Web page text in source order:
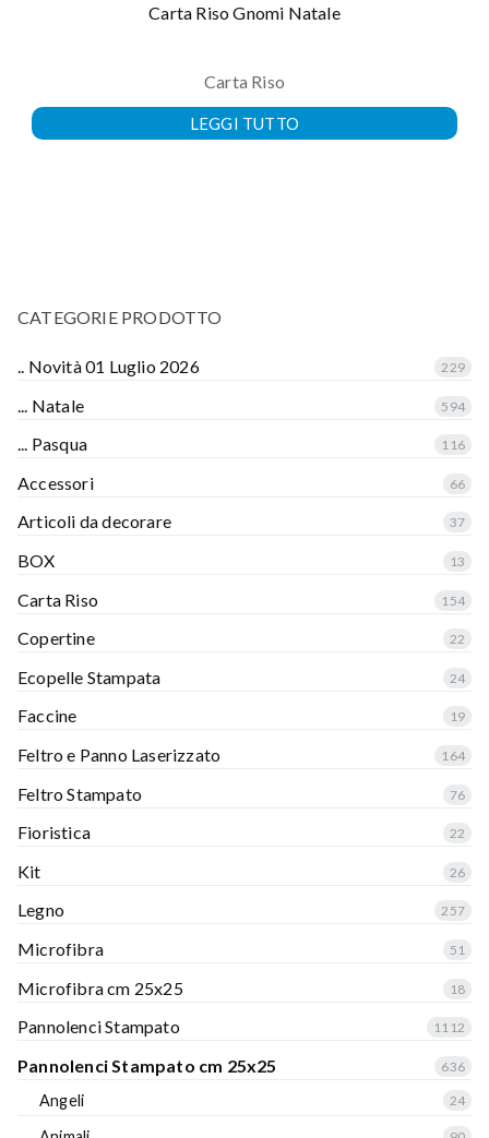
Carta Riso Gnomi Natale
Carta Riso
LEGGI TUTTO
CATEGORIE PRODOTTO
.. Novità 01 Luglio 2026 229
... Natale 594
... Pasqua 116
Accessori 66
Articoli da decorare 37
BOX 13
Carta Riso 154
Copertine 22
Ecopelle Stampata 24
Faccine 19
Feltro e Panno Laserizzato 164
Feltro Stampato 76
Fioristica 22
Kit 26
Legno 257
Microfibra 51
Microfibra cm 25x25 18
Pannolenci Stampato 1112
Pannolenci Stampato cm 25x25 636
Angeli 24